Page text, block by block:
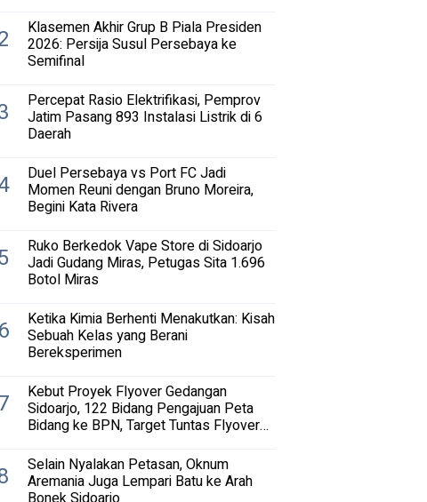
Klasemen Akhir Grup B Piala Presiden
2026: Persija Susul Persebaya ke
Semifinal
Percepat Rasio Elektrifikasi, Pemprov
Jatim Pasang 893 Instalasi Listrik di 6
Daerah
Duel Persebaya vs Port FC Jadi
Momen Reuni dengan Bruno Moreira,
Begini Kata Rivera
Ruko Berkedok Vape Store di Sidoarjo
Jadi Gudang Miras, Petugas Sita 1.696
Botol Miras
6 Ketika Kimia Berhenti Menakutkan: Kisah
Sebuah Kelas yang Berani
Bereksperimen
Kebut Proyek Flyover Gedangan
Sidoarjo, 122 Bidang Pengajuan Peta
Bidang ke BPN, Target Tuntas Flyover
Selain Nyalakan Petasan, Oknum
Aremania Juga Lempari Batu ke Arah